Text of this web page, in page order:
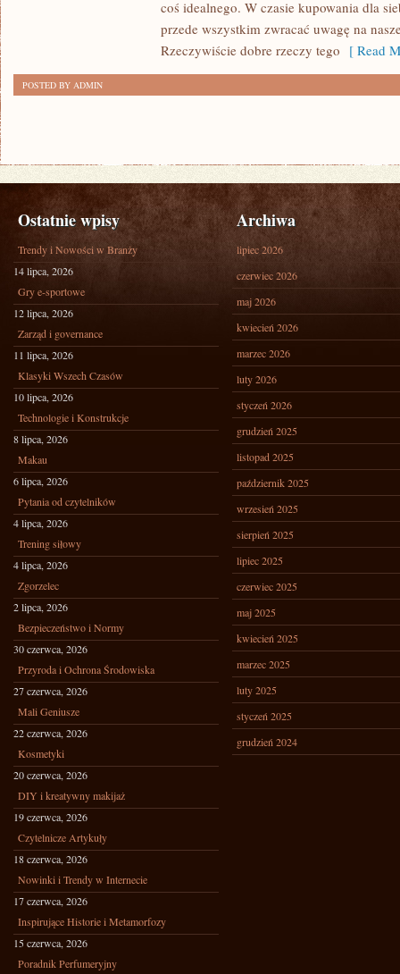
coś idealnego. W czasie kupowania dla
przede wszystkim zwracać uwagę na
Rzeczywiście dobre rzeczy tego [ Read
POSTED BY ADMIN
Ostatnie wpisy
Trendy i Nowości w Branży
14 lipca, 2026
Gry e-sportowe
12 lipca, 2026
Zarząd i governance
11 lipca, 2026
Klasyki Wszech Czasów
10 lipca, 2026
Technologie i Konstrukcje
8 lipca, 2026
Makau
6 lipca, 2026
Pytania od czytelników
4 lipca, 2026
Trening siłowy
4 lipca, 2026
Zgorzelec
2 lipca, 2026
Bezpieczeństwo i Normy
30 czerwca, 2026
Przyroda i Ochrona Środowiska
27 czerwca, 2026
Mali Geniusze
22 czerwca, 2026
Kosmetyki
20 czerwca, 2026
DIY i kreatywny makijaż
19 czerwca, 2026
Czytelnicze Artykuły
18 czerwca, 2026
Nowinki i Trendy w Internecie
17 czerwca, 2026
Inspirujące Historie i Metamorfozy
15 czerwca, 2026
Poradnik Perfumeryjny
Archiwa
lipiec 2026
czerwiec 2026
maj 2026
kwiecień 2026
marzec 2026
luty 2026
styczeń 2026
grudzień 2025
listopad 2025
październik 2025
wrzesień 2025
sierpień 2025
lipiec 2025
czerwiec 2025
maj 2025
kwiecień 2025
marzec 2025
luty 2025
styczeń 2025
grudzień 2024